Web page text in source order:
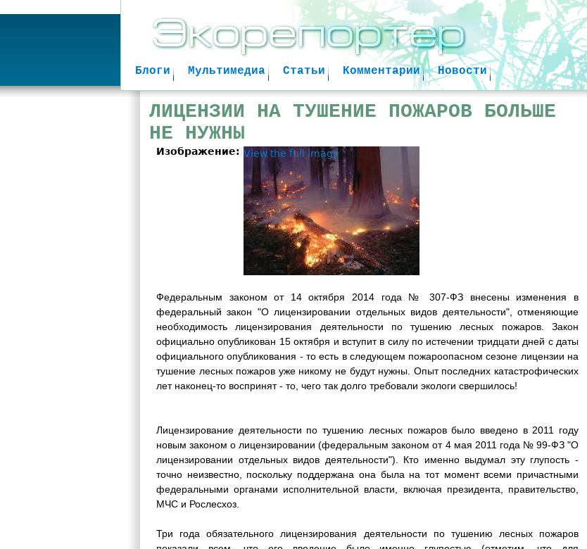
Jump to navigation
Новости
Комментарии
Статьи
Мультимедиа
Блоги
ЛИЦЕНЗИИ НА ТУШЕНИЕ ПОЖАРОВ БОЛЬШЕ
НЕ НУЖНЫ
Изображение: View the full image
Федеральным законом от 14 октября 2014 года № 307-ФЗ внесены изменения в
федеральный закон "О лицензировании отдельных видов деятельности", отменяющие
необходимость лицензирования деятельности по тушению лесных пожаров. Закон
официально опубликован 15 октября и вступит в силу по истечении тридцати дней с даты
официального опубликования - то есть в следующем пожароопасном сезоне лицензии на
тушение лесных пожаров уже никому не будут нужны. Опыт последних катастрофических
лет наконец-то воспринят - то, чего так долго требовали экологи свершилось!
Лицензирование деятельности по тушению лесных пожаров было введено в 2011 году
новым законом о лицензировании (федеральным законом от 4 мая 2011 года № 99-ФЗ "О
лицензировании отдельных видов деятельности"). Кто именно выдумал эту глупость -
точно неизвестно, поскольку поддержана она была на тот момент всеми причастными
федеральными органами исполнительной власти, включая президента, правительство,
МЧС и Рослесхоз.
Три года обязательного лицензирования деятельности по тушению лесных пожаров